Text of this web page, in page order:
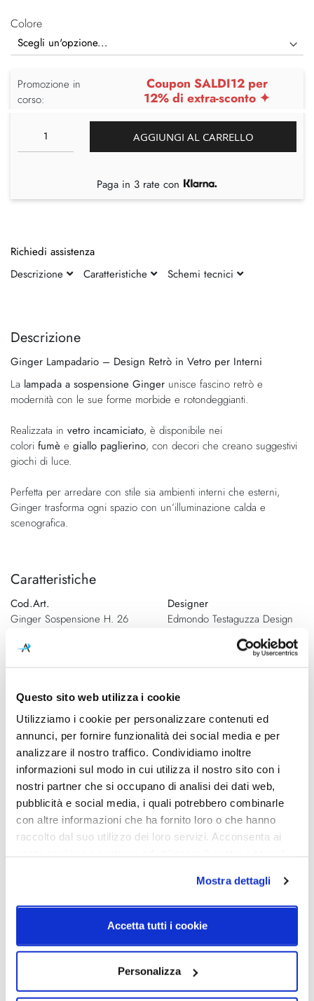
Questo sito web utilizza i cookie
Utilizziamo i cookie per personalizzare contenuti ed
annunci, per fornire funzionalità dei social media e per
analizzare il nostro traffico. Condividiamo inoltre
informazioni sul modo in cui utilizza il nostro sito con i
nostri partner che si occupano di analisi dei dati web,
pubblicità e social media, i quali potrebbero combinarle
con altre informazioni che ha fornito loro o che hanno
raccolto dal suo utilizzo dei loro servizi. Acconsenta ai
Mostra dettagli
Accetta tutti i cookie
Personalizza
fine
galleria
di
immagini
della
di
immagini
Descrizione
Ginger Lampadario – Design Retrò in Vetro per Interni
La lampada a sospensione Ginger unisce fascino retrò e
modernità con le sue forme morbide e rotondeggianti.
Realizzata in vetro incamiciato, è disponibile nei
colori fumè e giallo paglierino, con decori che creano suggestivi
giochi di luce.
Perfetta per arredare con stile sia ambienti interni che esterni,
Ginger trasforma ogni spazio con un’illuminazione calda e
scenografica.
Caratteristiche
Cod.Art.
Ginger Sospensione H. 26
Designer
Edmondo Testaguzza Design
Dimensioni
Ø270mm - H. 260mm - H. max
Sorgente luminosa
Lampadina Led
E27 - 1x max 77W
Esclusa
Classe energetica
A++
IP
20
Schemi tecnici
Colore
Promozione in
corso:
Coupon SALDI12 per
12% di extra-sconto ✦
AGGIUNGI AL CARRELLO
Paga in 3 rate con
Richiedi assistenza
Descrizione
Caratteristiche Schemi tecnici